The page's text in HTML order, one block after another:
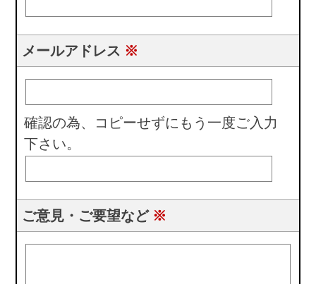
メールアドレス ※
確認の為、コピーせずにもう一度ご入力
下さい。
ご意見・ご要望など ※